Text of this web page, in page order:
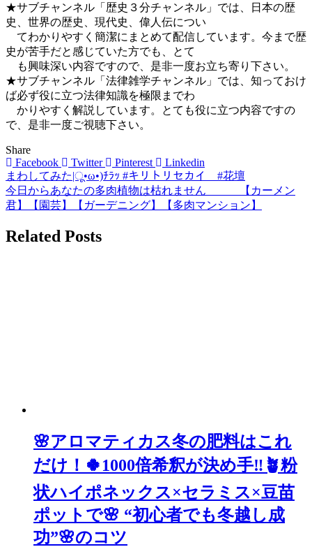
★サブチャンネル「歴史３分チャンネル」では、日本の歴
史、世界の歴史、現代史、偉人伝につい
てわかりやすく簡潔にまとめて配信しています。今まで歴
史が苦手だと感じていた方でも、とて
も興味深い内容ですので、是非一度お立ち寄り下さい。
★サブチャンネル「法律雑学チャンネル」では、知っておけ
ば必ず役に立つ法律知識を極限までわ
かりやすく解説しています。とても役に立つ内容ですの
で、是非一度ご視聴下さい。
Share
Facebook
Twitter Pinterest Linkedin
投
稿
ビ
まわしてみた|ू•ω•)ﾁﾗｯ #キリトリセカイ #花壇
今日からあなたの多肉植物は枯れません 【カーメン
君】【園芸】【ガーデニング】【多肉マンション】
Related Posts
🌸アロマティカス冬の肥料はこれ
だけ！🍀1000倍希釈が決め手‼🪴粉
状ハイポネックス×セラミス×豆苗
ポットで🌸 “初心者でも冬越し成
功”🌸のコツ